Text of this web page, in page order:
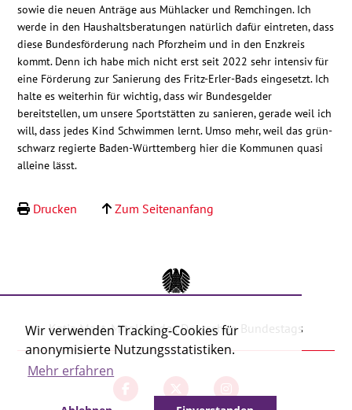
Wir verwenden Tracking-Cookies für
anonymisierte Nutzungsstatistiken.
Mehr erfahren
Debattenbeiträge
Kontakt
sowie die neuen Anträge aus Mühlacker und Remchingen. Ich
werde in den Haushaltsberatungen natürlich dafür eintreten, dass
diese Bundesförderung nach Pforzheim und in den Enzkreis
kommt. Denn ich habe mich nicht erst seit 2022 sehr intensiv für
eine Förderung zur Sanierung des Fritz-Erler-Bads eingesetzt. Ich
halte es weiterhin für wichtig, dass wir Bundesgelder
bereitstellen, um unsere Sportstätten zu sanieren, gerade weil ich
will, dass jedes Kind Schwimmen lernt. Umso mehr, weil das grün-
schwarz regierte Baden-Württemberg hier die Kommunen quasi
alleine lässt.
Drucken Zum Seitenanfang
Katja Mast, Mitglied des Deutschen Bundestags